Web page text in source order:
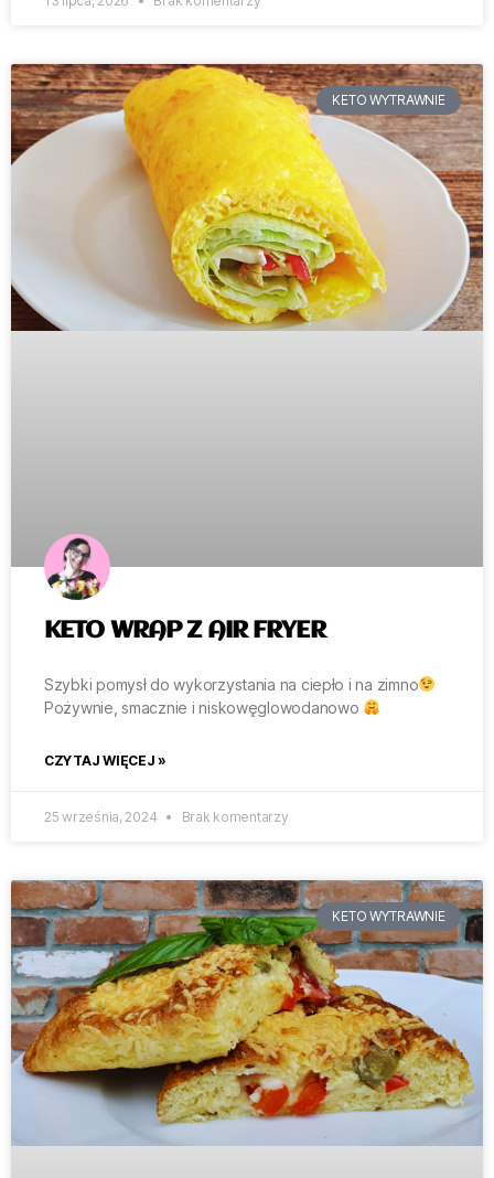
KETO WYTRAWNIE
KETO WRAP Z AIR FRYER
Szybki pomysł do wykorzystania na ciepło i na zimno
Pożywnie, smacznie i niskowęglowodanowo
CZYTAJ WIĘCEJ »
25 września, 2024 Brak komentarzy
KETO WYTRAWNIE